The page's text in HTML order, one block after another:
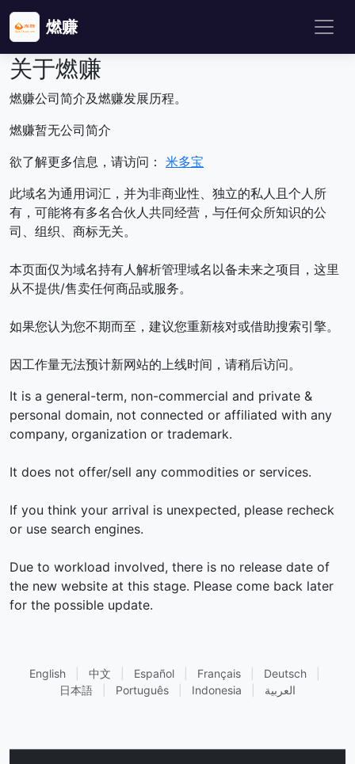
燃赚
关于燃赚
燃赚公司简介及燃赚发展历程。
燃赚暂无公司简介
欲了解更多信息，请访问： 米多宝
此域名为通用词汇，并为非商业性、独立的私人且个人所
有，可能将有多名合伙人共同经营，与任何众所知识的公
司、组织、商标无关。
本页面仅为域名持有人解析管理域名以备未来之项目，这里
从不提供/售卖任何商品或服务。
如果您认为您不期而至，建议您重新核对或借助搜索引擎。
因工作量无法预计新网站的上线时间，请稍后访问。
It is a general-term, non-commercial and private &
personal domain, not connected or affiliated with any
company, organization or trademark.
It does not offer/sell any commodities or services.
If you think your arrival is unexpected, please recheck
or use search engines.
Due to workload involved, there is no release date of
the new website at this stage. Please come back later
for the possible update.
English 中文 Español Français Deutsch
日本語
Português Indonesia العربية